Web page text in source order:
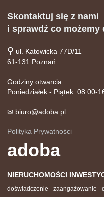
Skontaktuj się z nami
i sprawdź co możemy
⚲ ul. Katowicka 77D/11
61-131 Poznań
Godziny otwarcia:
Poniedziałek - Piątek: 08:00-
✉ biuro@adoba.pl
Polityka Prywatności
adoba
NIERUCHOMOŚCI
doświadczenie - zaangażowanie -